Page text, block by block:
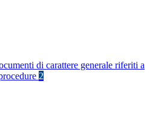
di carattere generale riferiti a
2